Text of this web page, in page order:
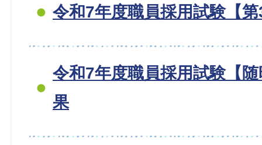
令和7年度職員採用試験【
令和7年度職員採用試験【
果